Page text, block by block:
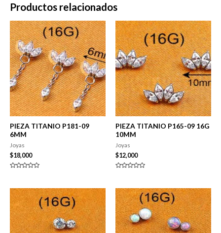
Productos relacionados
PIEZA TITANIO P181-09
6MM
Joyas
$18,000
de
5
PIEZA TITANIO P165-09 16G
10MM
Joyas
$12,000
de
5